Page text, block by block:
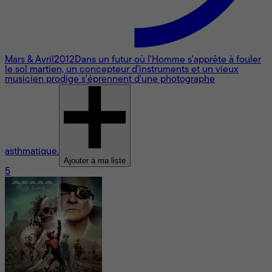
Mars & Avril2012Dans un futur où l'Homme s'apprête à fouler
le sol martien, un concepteur d'instruments et un vieux
musicien prodige s'éprennent d'une photographe
asthmatique.
Ajouter à ma liste
5